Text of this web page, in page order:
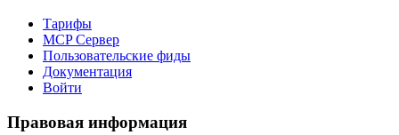
Тарифы
MCP Сервер
Пользовательские фиды
Документация
Войти
Правовая информация